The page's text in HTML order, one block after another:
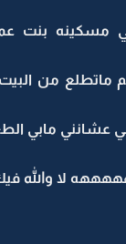
مسكينه بنت
من البيت
عشانني مابي
لا والله فيك